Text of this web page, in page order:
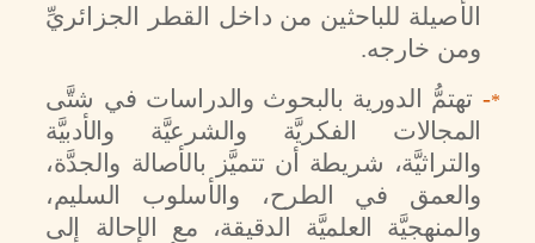
الأصيلة للباحثين من داخل القطر الجزائريِّ
ومن خارجه.
*
- تهتمُّ الدورية بالبحوث والدراسات في شتَّى
المجالات الفكريَّة والشرعيَّة والأدبيَّة
والتراثيَّة، شريطة أن تتميَّز بالأصالة والجدَّة،
والعمق في الطرح، والأسلوب السليم،
والمنهجيَّة العلميَّة الدقيقة، مع الإحالة إلى